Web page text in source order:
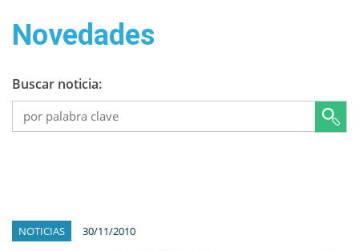
Novedades
Buscar noticia:
NOTICIAS 30/11/2010